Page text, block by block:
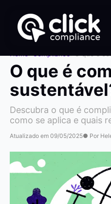
O que é
Descubra o que é
como se aplica e quais
Atualizado em 09/05/2025● Por